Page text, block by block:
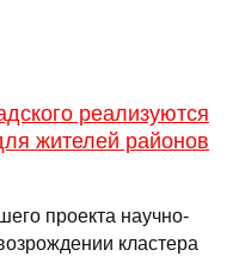
реализуются
жителей районов
проекта научно-
кластера